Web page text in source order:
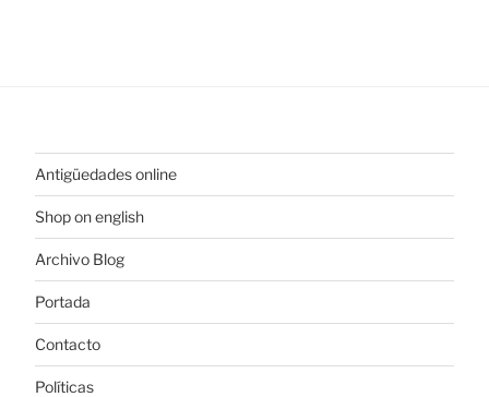
Antigüedades online
Shop on english
Archivo Blog
Portada
Contacto
Políticas